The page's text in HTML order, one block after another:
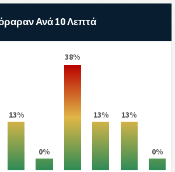
Ανά 10 Λεπτά
13%
0%
38%
13% 13%
0%